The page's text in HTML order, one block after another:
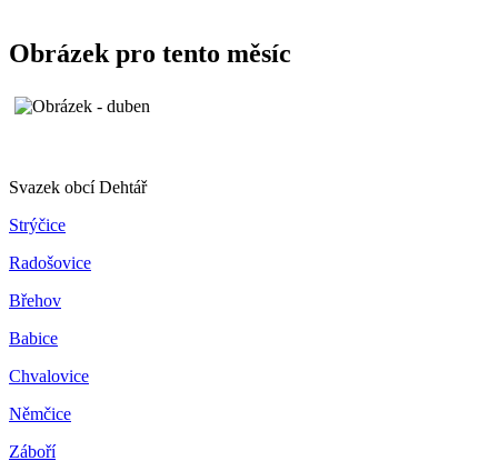
Obrázek pro tento měsíc
Svazek obcí Dehtář
Strýčice
Radošovice
Břehov
Babice
Chvalovice
Němčice
Záboří